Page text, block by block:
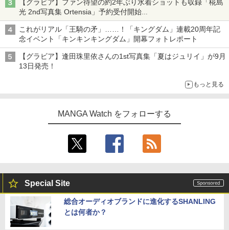
【グラビア】ファン待望の約2年ぶり水着ショットも収録「椛島
光 2nd写真集 Ortensia」予約受付開始
10月30日発売
これがリアル「王騎の矛」……！「キングダム」連載20周年記
念イベント「キンキンキングダム」開幕フォトレポート
【グラビア】逢田珠里依さんの1st写真集「夏はジュリイ」が9月
13日発売！
もっと見る
MANGA Watch をフォローする
Special Site
総合オーディオブランドに進化するSHANLING
とは何者か？